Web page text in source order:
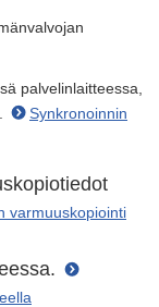
palvelinlaitteessa,
Synkronoinnin
varmuuskopiointi